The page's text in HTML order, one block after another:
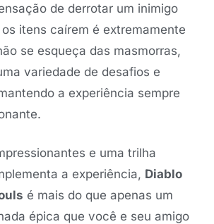
de derrotar um inimigo
itens caírem é extremamente
se esqueça das masmorras,
variedade de desafios e
a experiência sempre
e uma trilha
a experiência, Diablo
é mais do que apenas um
épica que você e seu amigo